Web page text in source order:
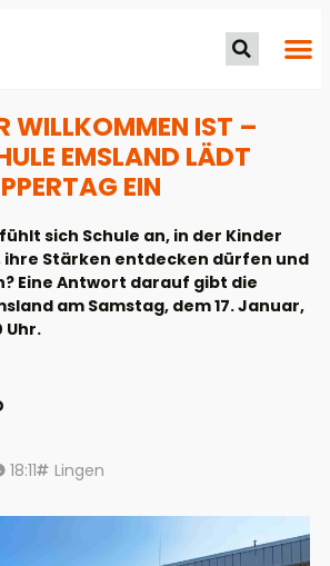
WILLKOMMEN IST –
EMSLAND LÄDT
EIN
sich Schule an, in der Kinder
ihre Stärken entdecken dürfen und
Eine Antwort darauf gibt die
am Samstag, dem 17. Januar,
Uhr.
18:11 Lingen